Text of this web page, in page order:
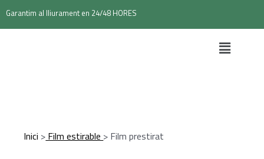
Garantim al lliurament en 24/48 HORES
Inici > Film estirable > Film prestirat